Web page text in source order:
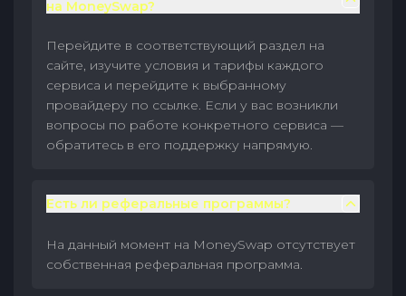
на MoneySwap?
Перейдите в соответствующий раздел на
сайте, изучите условия и тарифы каждого
сервиса и перейдите к выбранному
провайдеру по ссылке. Если у вас возникли
вопросы по работе конкретного сервиса —
обратитесь в его поддержку напрямую.
Есть ли реферальные программы?
На данный момент на MoneySwap отсутствует
собственная реферальная программа.